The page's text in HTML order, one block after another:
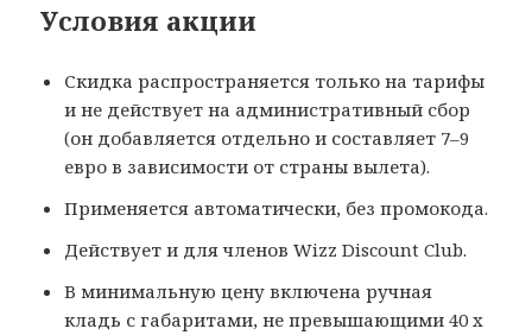
Условия акции
Скидка распространяется только на тарифы
и не действует на административный сбор
(он добавляется отдельно и составляет 7–9
евро в зависимости от страны вылета).
Применяется автоматически, без промокода.
Действует и для членов Wizz Discount Club.
В минимальную цену включена ручная
кладь с габаритами, не превышающими 40 x